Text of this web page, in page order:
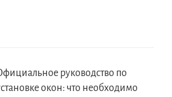
руководство по
окон: что необходимо